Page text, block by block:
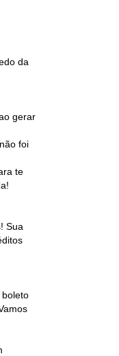
da
gerar
foi
te
Sua